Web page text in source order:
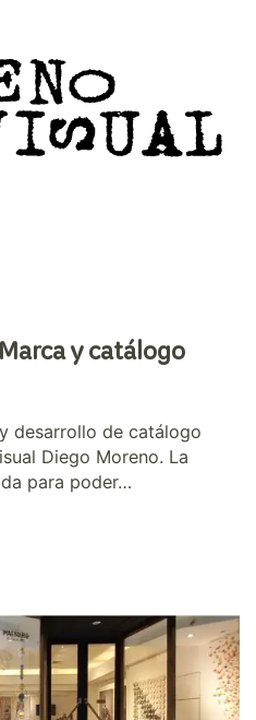
y catálogo
desarrollo de catálogo
Diego Moreno. La
para poder…